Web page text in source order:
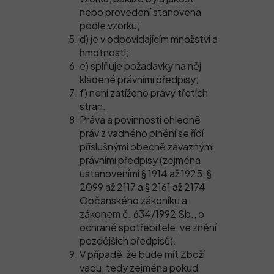
nebo provedení stanovena
podle vzorku;
d) je v odpovídajícím množství a
hmotnosti;
e) splňuje požadavky na něj
kladené právními předpisy;
f) není zatíženo právy třetích
stran.
Práva a povinnosti ohledně
práv z vadného plnění se řídí
příslušnými obecně závaznými
právními předpisy (zejména
ustanoveními § 1914 až 1925, §
2099 až 2117 a § 2161 až 2174
Občanského zákoníku a
zákonem č. 634/1992 Sb., o
ochraně spotřebitele, ve znění
pozdějších předpisů).
V případě, že bude mít Zboží
vadu, tedy zejména pokud